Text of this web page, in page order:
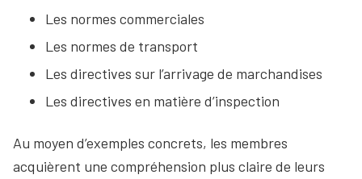
Les normes commerciales
Les normes de transport
Les directives sur l’arrivage de marchandises
Les directives en matière d’inspection
Au moyen d’exemples concrets, les membres
acquièrent une compréhension plus claire de leurs